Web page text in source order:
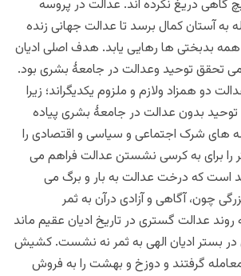
گاهی دریغ نکرده اند. عدالت در پروسه
به آستان کمال برسد تا عدالت جهانی زنده
بدبختی ها رهایی یابد. هدف اصلی ادیان
تحقق توحید وعدالت در جامعۀ بشری بود.
دو همزاد ولازم و ملزوم یکدیگراند؛ زیرا
بدون عدالت در جامعۀ بشری پیاده
های شرک اجتماعی و سیاسی و اقتصادی را
برای به کرسی نشستن عدالت فراهم می
است که درخت عدالت به بار و برگ می
چون، آگاهی و آزادی درآن به ثمر
عدالت گستری در تاریخ ادیان عقیم ماند
بستر ادیان الهی به ثمر نه نشست. کشیش
معامله گرفتند و دوزخ و بهشت را به فروش